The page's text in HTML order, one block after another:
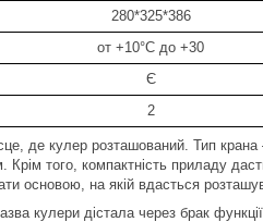
280*325*386
от +10°C до +30
Є
2
де кулер розташований. Тип
Крім того, компактність приладу
основою, на якій вдасться
кулери дістала через брак